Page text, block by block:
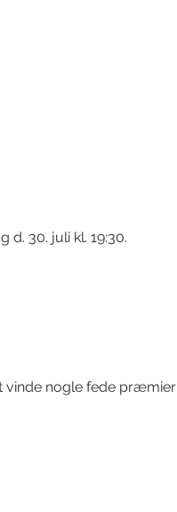
d. 30. juli kl. 19:30.
vinde nogle fede præmier